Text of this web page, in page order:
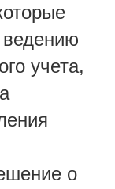
учета,
о